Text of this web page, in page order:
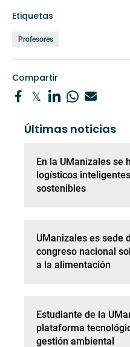
Etiquetas
Profesores
Compartir
Últimas noticias
En la UManizales se
logísticos
sostenibles
UManizales es sede
congreso nacional
a la alimentación
Estudiante de la
plataforma
gestión ambiental